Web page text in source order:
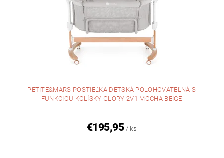
PETITE&MARS POSTIEĽKA DETSKÁ POLOHOVATEĽNÁ S
FUNKCIOU KOLÍSKY GLORY 2V1 MOCHA BEIGE
€195,95 / ks